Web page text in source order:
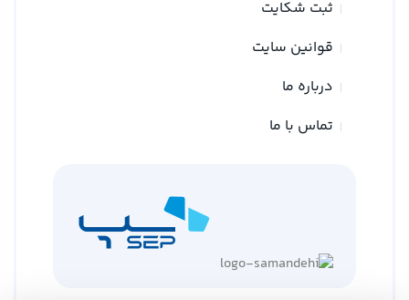
ثبت شکایت
قوانین سایت
درباره ما
تماس با ما